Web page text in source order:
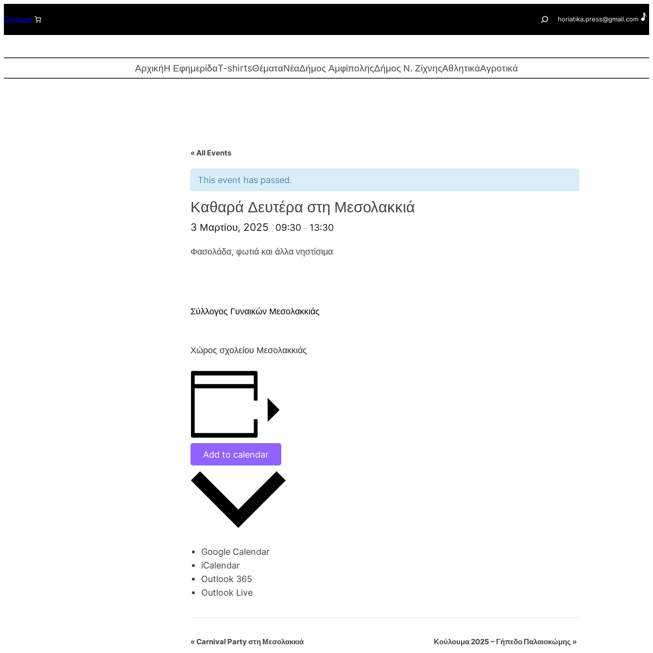
στο
περιεχόμενο
Συνδρομή Αναζήτησηhoriatika.press@gmail.com
ΑρχικήΗ ΕφημερίδαT-shirtsΘέματαΝέαΔήμος ΑμφίποληςΔήμος Ν. ΖίχνηςΑθλητικάΑγροτικά
« All Events
This event has passed.
Καθαρά Δευτέρα στη Μεσολακκιά
3 Μαρτίου, 2025 , 09:30 – 13:30
Φασολάδα, φωτιά και άλλα νηστίσιμα
Σύλλογος Γυναικών Μεσολακκιάς
Χώρος σχολείου Μεσολακκιάς
Add to calendar
Google Calendar
iCalendar
Outlook 365
Outlook Live
E
«Carnival Party στη Μεσολακκιά Κούλουμα 2025 – Γήπεδο Παλαιοκώμης »